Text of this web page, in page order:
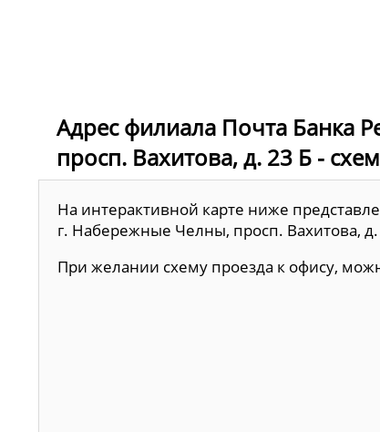
Адрес филиала Почта Банка
просп. Вахитова, д. 23 Б -
На интерактивной карте ниже
г. Набережные Челны, просп. Вахитова, д.
При желании схему проезда к офису,